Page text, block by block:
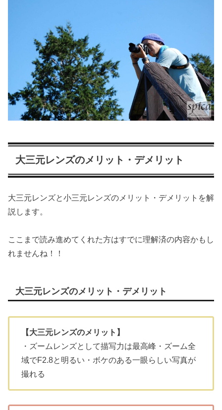
大三元レンズのメリット・デメリット
大三元レンズと小三元レンズのメリット・デメリットを解
説します。
ここまで読み進めてくれた方はすでに理解済の内容かもし
れませんね！！
大三元レンズのメリット・デメリット
【大三元レンズのメリット】
・ズームレンズとして描写力は最高峰・ズーム全
域でF2.8と明るい・ボケのある一眼らしい写真が
撮れる